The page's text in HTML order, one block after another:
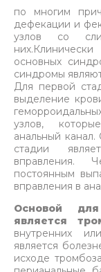
по многим
дефекации и
узлов со
основных
синдромы
Для первой
выделение
узлов,
анальный
стадии
вправления.
постоянным
вправления в
Основой
является
внутренних
является
исходе